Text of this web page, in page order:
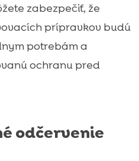
zabezpečiť, že
prípravkov budú
potrebám a
ochranu pred
odčervenie